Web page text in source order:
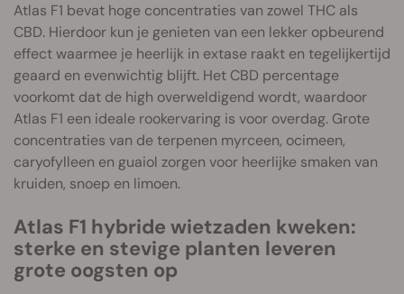
Atlas F1 bevat hoge concentraties van zowel THC als
CBD. Hierdoor kun je genieten van een lekker opbeurend
effect waarmee je heerlijk in extase raakt en tegelijkertijd
geaard en evenwichtig blijft. Het CBD percentage
voorkomt dat de high overweldigend wordt, waardoor
Atlas F1 een ideale rookervaring is voor overdag. Grote
concentraties van de terpenen myrceen, ocimeen,
caryofylleen en guaiol zorgen voor heerlijke smaken van
kruiden, snoep en limoen.
Atlas F1 hybride wietzaden kweken:
sterke en stevige planten leveren
grote oogsten op